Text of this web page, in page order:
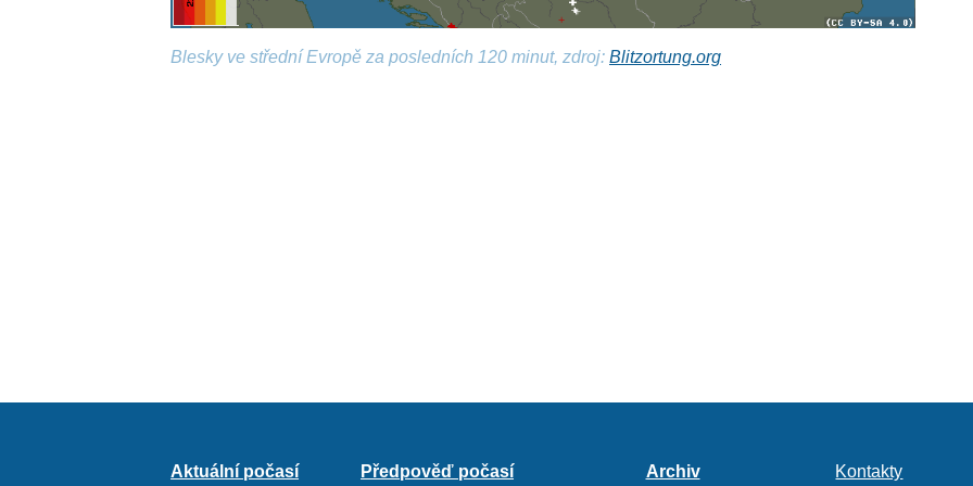
Blesky ve střední Evropě za posledních 120 minut, zdroj:Blitzortung.org
Aktuální počasí Předpověď počasí Archiv Kontakty